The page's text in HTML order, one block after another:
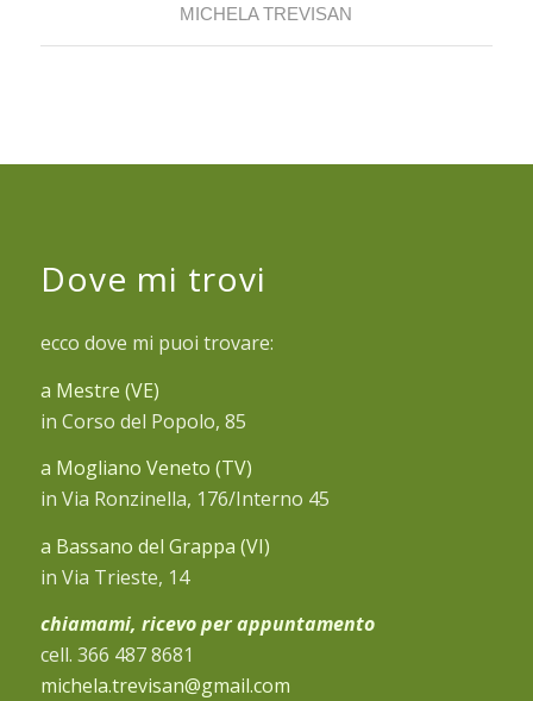
MICHELA TREVISAN
Dove mi trovi
ecco dove mi puoi trovare:
a Mestre (VE)
in Corso del Popolo, 85
a Mogliano Veneto (TV)
in Via Ronzinella, 176/Interno 45
a Bassano del Grappa (VI)
in Via Trieste, 14
chiamami, ricevo per appuntamento
cell. 366 487 8681
michela.trevisan@gmail.com